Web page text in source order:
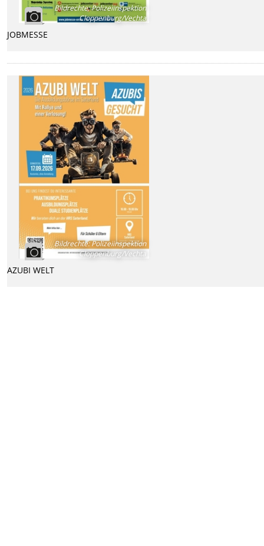
Bildrechte:Polizeiinspektion
Cloppenburg/Vechta
JOBMESSE
Bildrechte:Polizeiinspektion
Cloppenburg/Vechta
AZUBI WELT